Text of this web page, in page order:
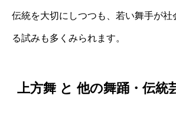
伝統を大切にしつつも、若い舞手が社
る試みも多くみられます。
上方舞 と 他の舞踊・伝統